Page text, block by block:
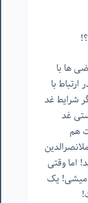
ها با
با
شرایط غد
غد
هم
اما وقتی
میشی! یک